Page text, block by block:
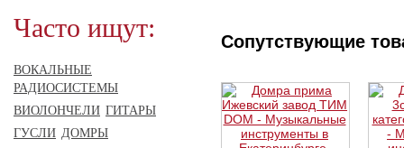
Сопутствующие
Часто ищут:
ВОКАЛЬНЫЕ
РАДИОСИСТЕМЫ
ВИОЛОНЧЕЛИ ГИТАРЫ
ГУСЛИ ДОМРЫ